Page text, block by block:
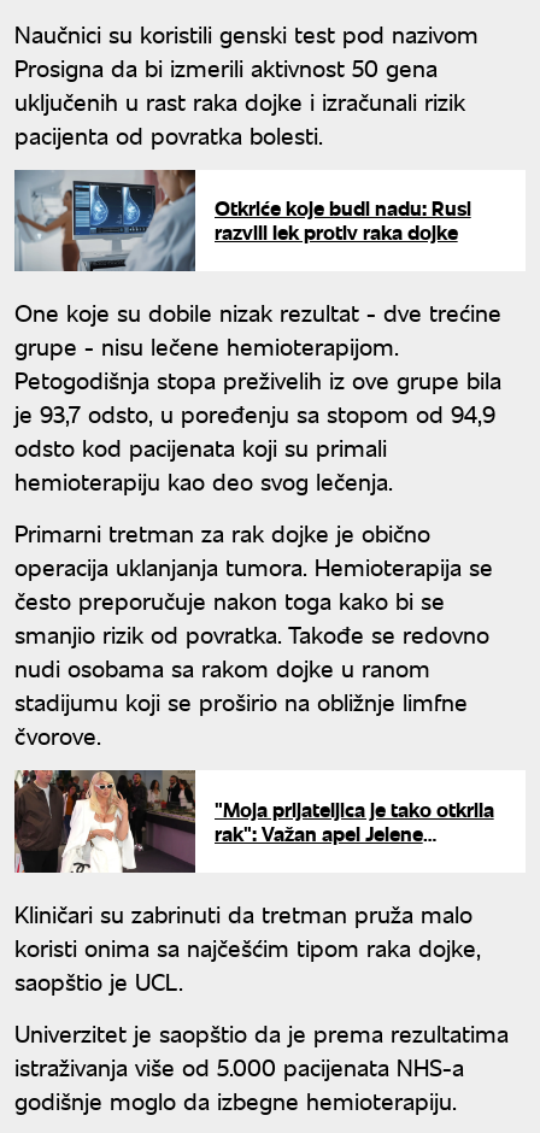
Naučnici su koristili genski test pod nazivom
Prosigna da bi izmerili aktivnost 50 gena
uključenih u rast raka dojke i izračunali rizik
pacijenta od povratka bolesti.
Otkriće koje budi nadu: Rusi
razvili lek protiv raka dojke
One koje su dobile nizak rezultat - dve trećine
grupe - nisu lečene hemioterapijom.
Petogodišnja stopa preživelih iz ove grupe bila
je 93,7 odsto, u poređenju sa stopom od 94,9
odsto kod pacijenata koji su primali
hemioterapiju kao deo svog lečenja.
Primarni tretman za rak dojke je obično
operacija uklanjanja tumora. Hemioterapija se
često preporučuje nakon toga kako bi se
smanjio rizik od povratka. Takođe se redovno
nudi osobama sa rakom dojke u ranom
stadijumu koji se proširio na obližnje limfne
čvorove.
"Moja prijateljica je tako otkrila
rak": Važan apel Jelene
Kliničari su zabrinuti da tretman pruža malo
koristi onima sa najčešćim tipom raka dojke,
saopštio je UCL.
Univerzitet je saopštio da je prema rezultatima
istraživanja više od 5.000 pacijenata NHS-a
godišnje moglo da izbegne hemioterapiju.